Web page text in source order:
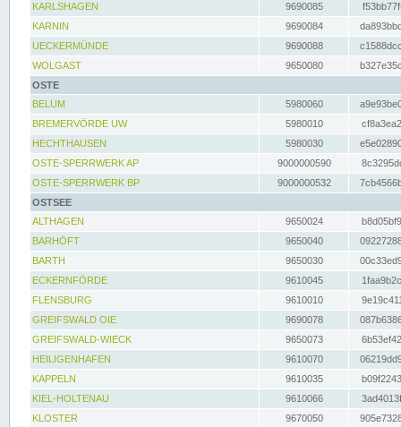
KARLSHAGEN
9690085
KARNIN
9690084
UECKERMÜNDE
9690088
WOLGAST
9650080
OSTE
BELUM
5980060
BREMERVÖRDE UW
5980010
HECHTHAUSEN
5980030
OSTE-SPERRWERK AP
9000000590
OSTE-SPERRWERK BP
9000000532
OSTSEE
ALTHAGEN
9650024
BARHÖFT
9650040
BARTH
9650030
ECKERNFÖRDE
9610045
FLENSBURG
9610010
GREIFSWALD OIE
9690078
GREIFSWALD-WIECK
9650073
HEILIGENHAFEN
9610070
KAPPELN
9610035
KIEL-HOLTENAU
9610066
KLOSTER
9670050